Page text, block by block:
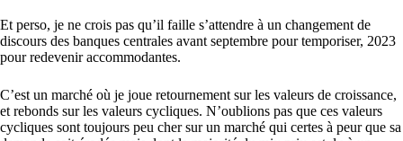
Et perso, je ne crois pas qu’il faille s’attendre à un changement de
discours des banques centrales avant septembre pour temporiser, 2023
pour redevenir accommodantes.
C’est un marché où je joue retournement sur les valeurs de croissance,
et rebonds sur les valeurs cycliques. N’oublions pas que ces valeurs
cycliques sont toujours peu cher sur un marché qui certes à peur que sa